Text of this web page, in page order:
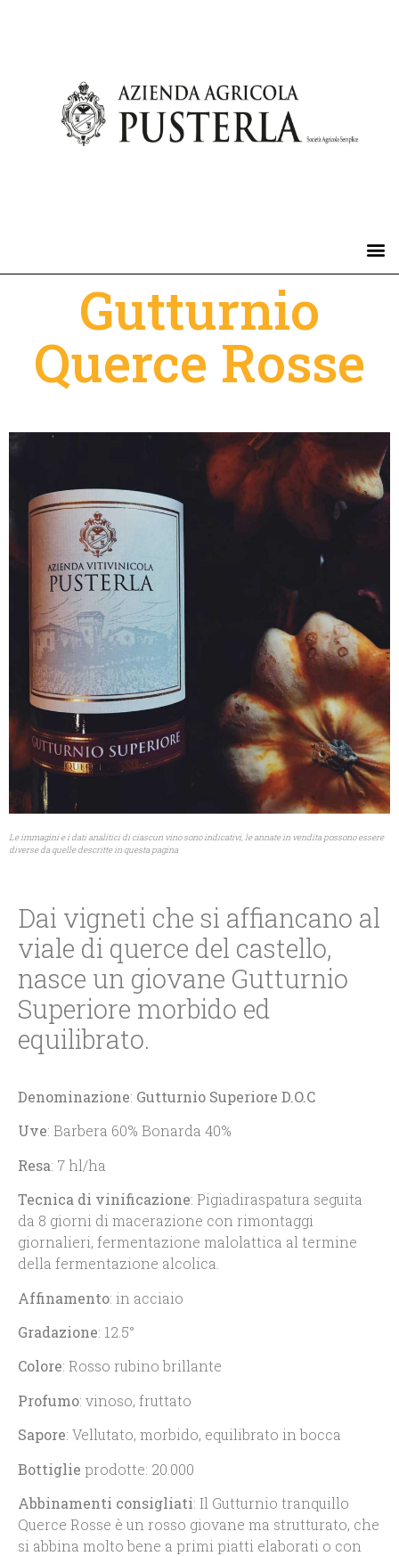
Gutturnio
Querce Rosse
Le immagini e i dati analitici di ciascun vino sono indicativi, le annate in vendita possono essere
diverse da quelle descritte in questa pagina
Dai vigneti che si affiancano al
viale di querce del castello,
nasce un giovane Gutturnio
Superiore morbido ed
equilibrato.
Denominazione: Gutturnio Superiore D.O.C
Uve: Barbera 60% Bonarda 40%
Resa: 7 hl/ha
Tecnica di vinificazione: Pigiadiraspatura seguita
da 8 giorni di macerazione con rimontaggi
giornalieri, fermentazione malolattica al termine
della fermentazione alcolica.
Affinamento: in acciaio
Gradazione: 12.5°
Colore: Rosso rubino brillante
Profumo: vinoso, fruttato
Sapore: Vellutato, morbido, equilibrato in bocca
Bottiglie prodotte: 20.000
Abbinamenti consigliati: Il Gutturnio tranquillo
Querce Rosse è un rosso giovane ma strutturato, che
si abbina molto bene a primi piatti elaborati o con